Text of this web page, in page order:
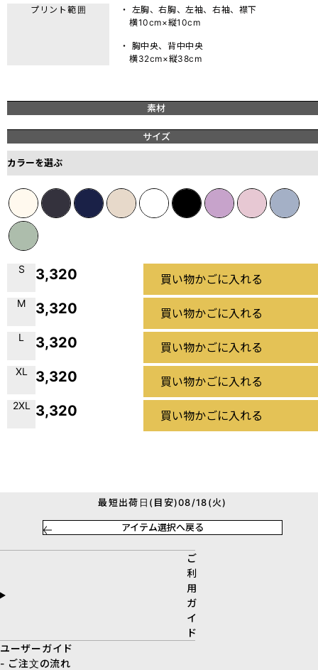
プリント範囲
・ 左胸、右胸、左袖、右袖、襟下
横10cm×縦10cm
・ 胸中央、背中中央
横32cm×縦38cm
素材
サイズ
カラーを選ぶ
S 3,320 買い物かごに入れる
M 3,320 買い物かごに入れる
L 3,320 買い物かごに入れる
XL 3,320 買い物かごに入れる
2XL 3,320 買い物かごに入れる
最短出荷日(目安)08/18(火)
アイテム選択へ戻る
ご
利
用
ガ
イ
ド
ユーザーガイド
- ご注文の流れ